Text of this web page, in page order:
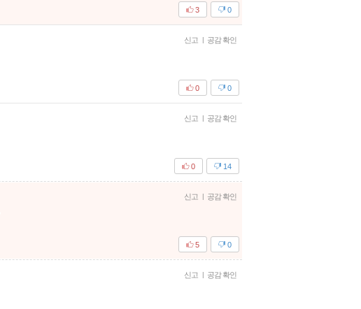
0
3
신고 | 공감 확인
0
0
신고 | 공감 확인
14
0
신고 | 공감 확인
0
5
신고 | 공감 확인